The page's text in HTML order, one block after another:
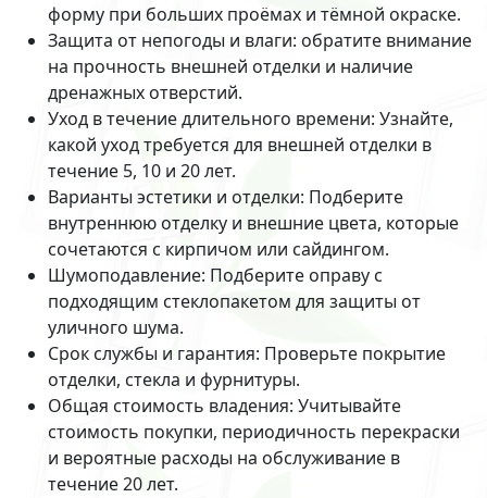
форму при больших проёмах и тёмной окраске.
Защита от непогоды и влаги: обратите внимание
на прочность внешней отделки и наличие
дренажных отверстий.
Уход в течение длительного времени: Узнайте,
какой уход требуется для внешней отделки в
течение 5, 10 и 20 лет.
Варианты эстетики и отделки: Подберите
внутреннюю отделку и внешние цвета, которые
сочетаются с кирпичом или сайдингом.
Шумоподавление: Подберите оправу с
подходящим стеклопакетом для защиты от
уличного шума.
Срок службы и гарантия: Проверьте покрытие
отделки, стекла и фурнитуры.
Общая стоимость владения: Учитывайте
стоимость покупки, периодичность перекраски
и вероятные расходы на обслуживание в
течение 20 лет.